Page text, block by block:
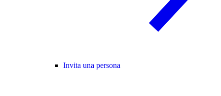
Invita una persona